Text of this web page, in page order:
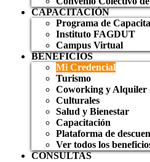
CAPACITACIÓN
Programa de
Instituto FAGDUT
Campus Virtual
BENEFICIOS
Mi Credencial
Turismo
Coworking y Alquiler
Culturales
Salud y Bienestar
Capacitación
Plataforma de
Ver todos los
CONSULTAS